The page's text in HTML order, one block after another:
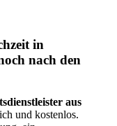
in
nach den
aus
und kostenlos.